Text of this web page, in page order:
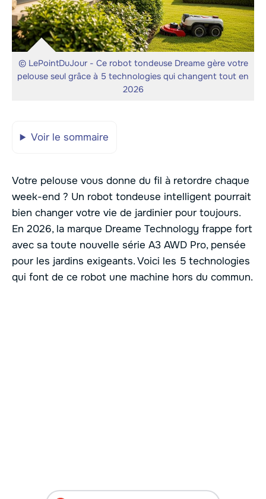
© LePointDuJour - Ce robot tondeuse Dreame gère votre
pelouse seul grâce à 5 technologies qui changent tout en
2026
Voir le sommaire
Votre pelouse vous donne du fil à retordre chaque
week-end ? Un robot tondeuse intelligent pourrait
bien changer votre vie de jardinier pour toujours.
En 2026, la marque Dreame Technology frappe fort
avec sa toute nouvelle série A3 AWD Pro, pensée
pour les jardins exigeants. Voici les 5 technologies
qui font de ce robot une machine hors du commun.